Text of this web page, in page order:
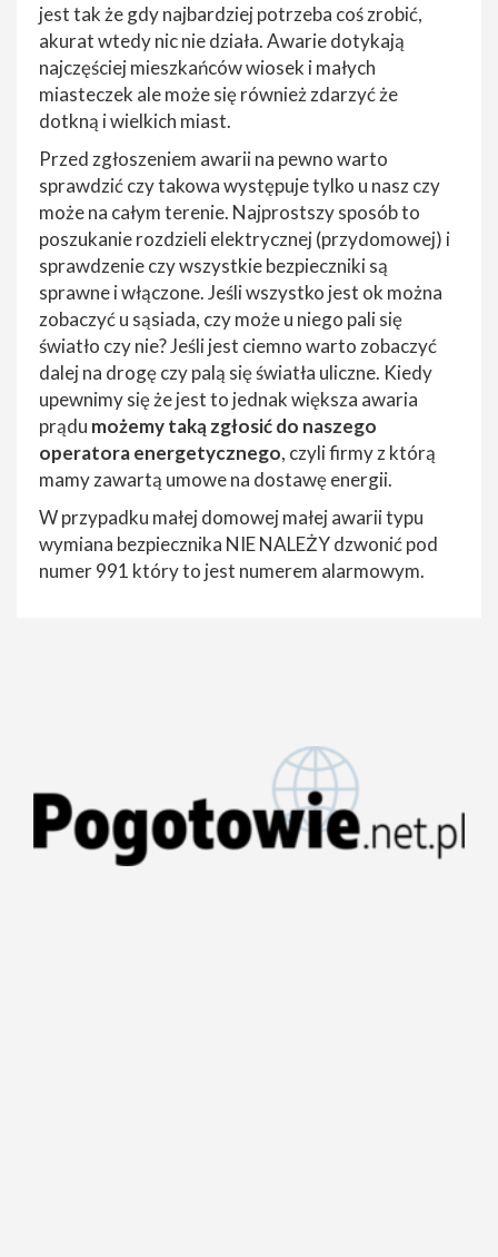
jest tak że gdy najbardziej potrzeba coś zrobić,
akurat wtedy nic nie działa. Awarie dotykają
najczęściej mieszkańców wiosek i małych
miasteczek ale może się również zdarzyć że
dotkną i wielkich miast.
Przed zgłoszeniem awarii na pewno warto
sprawdzić czy takowa występuje tylko u nasz czy
może na całym terenie. Najprostszy sposób to
poszukanie rozdzieli elektrycznej (przydomowej) i
sprawdzenie czy wszystkie bezpieczniki są
sprawne i włączone. Jeśli wszystko jest ok można
zobaczyć u sąsiada, czy może u niego pali się
światło czy nie? Jeśli jest ciemno warto zobaczyć
dalej na drogę czy palą się światła uliczne. Kiedy
upewnimy się że jest to jednak większa awaria
prądu możemy taką zgłosić do naszego
operatora energetycznego, czyli firmy z którą
mamy zawartą umowe na dostawę energii.
W przypadku małej domowej małej awarii typu
wymiana bezpiecznika NIE NALEŻY dzwonić pod
numer 991 który to jest numerem alarmowym.